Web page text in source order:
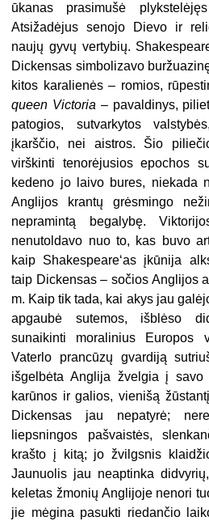
ūkanas prasimušė
Atsižadėjus senojo Dievo ir
naujų gyvų vertybių.
Dickensas simbolizavo
kitos karalienės – romios,
queen Victoria – pavaldinys,
patogios, sutvarkytos
įkarščio, nei aistros. Šio
virškinti tenorėjusios epochos
kedeno jo laivo bures, niekada
Anglijos krantų grėsmingo
nepramintą begalybę.
nenutoldavo nuo to, kas buvo
kaip Shakespeare‘as įkūnija
taip Dickensas – sočios Anglijos
m. Kaip tik tada, kai akys jau
apgaubė sutemos, išblėso
sunaikinti moralinius Europos
Vaterlo prancūzų gvardiją
išgelbėta Anglija žvelgia į savo
karūnos ir galios, vienišą
Dickensas jau nepatyrė;
liepsningos pašvaistės,
krašto į kitą; jo žvilgsnis
Jaunuolis jau neaptinka
keletas žmonių Anglijoje nenori
jie mėgina pasukti riedančio